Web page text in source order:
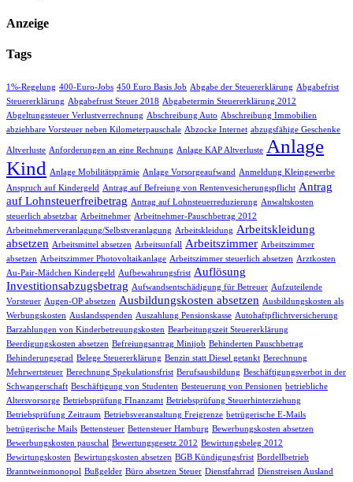
Anzeige
Tags
1%-Regelung 400-Euro-Jobs 450 Euro Basis Job Abgabe der Steuererklärung Abgabefrist
Steuererklärung Abgabefrust Steuer 2018 Abgabetermin Steuererklärung 2012
Abgeltungssteuer Verlustverrechnung Abschreibung Auto Abschreibung Immobilien
abziehbare Vorsteuer neben Kilometerpauschale Abzocke Internet abzugsfähige Geschenke
Altverluste Anforderungen an eine Rechnung Anlage KAP Altverluste Anlage
Kind
Anlage Mobilitätsprämie Anlage Vorsorgeaufwand
Anmeldung Kleingewerbe
Anspruch auf Kindergeld
Antrag auf Befreiung von Rentenvesicherungspflicht Antrag
auf Lohnsteuerfreibetrag Antrag auf Lohnsteuerreduzierung Anwaltskosten
steuerlich absetzbar Arbeitnehmer Arbeitnehmer-Pauschbetrag 2012
Arbeitnehmerveranlagung/Selbstveranlagung Arbeitskleidung Arbeitskleidung
absetzen Arbeitsmittel absetzen Arbeitsunfall Arbeitszimmer Arbeitszimmer
absetzen Arbeitszimmer Photovoltaikanlage Arbeitszimmer steuerlich absetzen Arztkosten
Au-Pair-Mädchen Kindergeld
Aufbewahrungsfrist Auflösung
Investitionsabzugsbetrag Aufwandsentschädigung für Betreuer Aufzuteilende
Vorsteuer Augen-OP absetzen Ausbildungskosten absetzen Ausbildungskosten als
Werbungskosten Auslandsspenden Auszahlung Pensionskasse Autohaftpflichtversicherung
Barzahlungen von Kinderbetreuungskosten Bearbeitungszeit Steuererklärung
Beerdigungskosten absetzen Befreiungsantrag Minijob Behinderten Pauschbetrag
Behinderungsgrad Belege Steuererklärung Benzin statt Diesel getankt Berechnung
Mehrwertsteuer Berechnung Spekulationsfrist Berufsausbildung Beschäftigungsverbot in der
Schwangerschaft Beschäftigung von Studenten Besteuerung von Pensionen betriebliche
Altersvorsorge Betriebsprüfung FInanzamt Betriebsprüfung Steuerhinterziehung
Betriebsprüfung Zeitraum Betriebsveranstaltung Freigrenze betrügerische E-Mails
betrügerische Mails Bettensteuer Bettensteuer Hamburg Bewerbungskosten absetzen
Bewerbungskosten pauschal Bewertungsgesetz 2012 Bewirtungsbeleg 2012
Bewirtungskosten Bewirtungskosten absetzen BGB Kündigungsfrist Bordellbetrieb
Branntweinmonopol Bußgelder Büro absetzen Steuer Dienstfahrrad Dienstreisen Ausland